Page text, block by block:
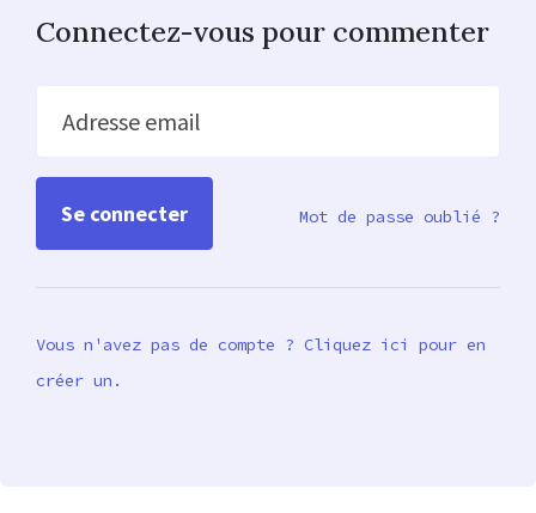
Connectez-vous pour commenter
Adresse email
Mot de passe oublié ?
Vous n'avez pas de compte ? Cliquez ici pour en
créer un.